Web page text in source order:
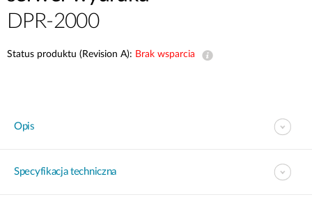
DPR-2000
Status produktu (Revision A): Brak wsparcia
Opis
Specyfikacja techniczna